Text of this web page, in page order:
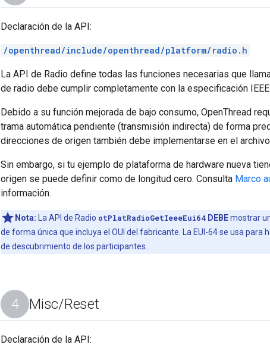
Declaración de la API:
/openthread/include/openthread/platform/radio.h
La API de Radio define todas las funciones necesarias que
de radio debe cumplir completamente con la especificación
Debido a su función mejorada de bajo consumo, OpenThread
trama automática pendiente (transmisión indirecta) de forma
direcciones de origen también debe implementarse en el
Sin embargo, si tu ejemplo de plataforma de hardware nueva
origen se puede definir como de longitud cero. Consulta Marco
información.
Nota: La API de Radio otPlatRadioGetIeeeEui64 DEBEmostrar
de forma única que incluya el OUI del fabricante. La EUI-64 se usa
de descubrimiento de los participantes.
Misc/Reset
Declaración de la API: